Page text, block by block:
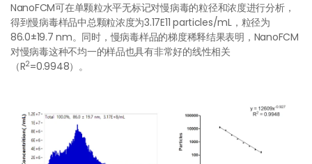
NanoFCM可在单颗粒水平无标记对慢病毒的粒径和浓度进行分析，
得到慢病毒样品中总颗粒浓度为3.17E11 particles/mL，粒径为
86.0±19.7 nm。同时，慢病毒样品的梯度稀释结果表明，NanoFCM
对慢病毒这种不均一的样品也具有非常好的线性相关
（R2=0.9948）。